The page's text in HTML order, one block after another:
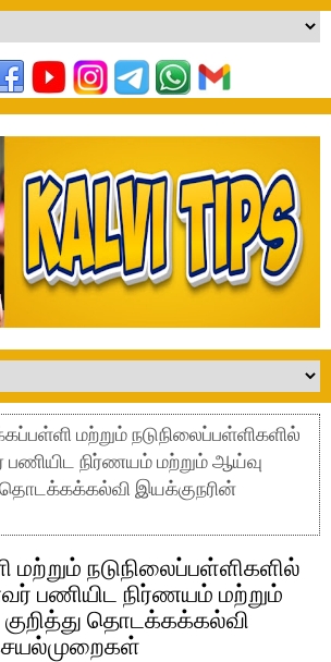
மற்றும் நடுநிலைப்பள்ளிகளில்
பணியிட நிர்ணயம் மற்றும் ஆய்வு
தொடக்கக்கல்வி இயக்குநரின்
நடுநிலைப்பள்ளிகளில்
பணியிட நிர்ணயம் மற்றும்
தொடக்கக்கல்வி